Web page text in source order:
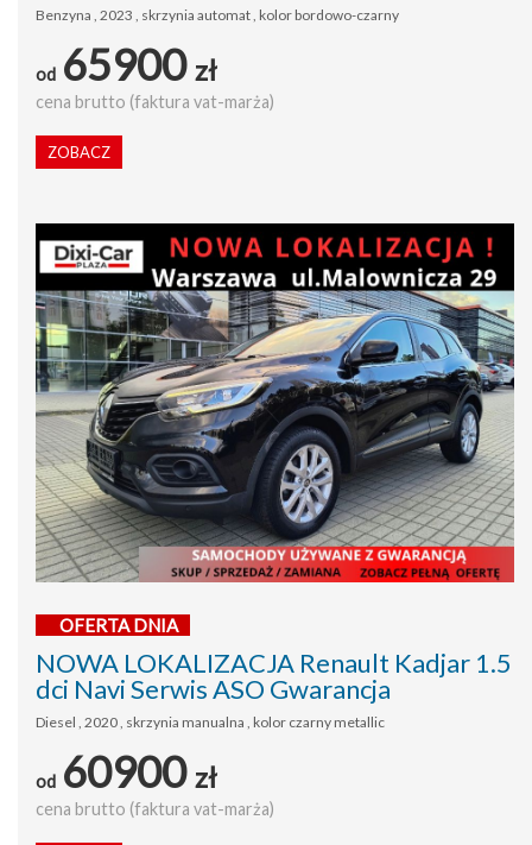
Benzyna , 2023 , skrzynia automat , kolor bordowo-czarny
od 65900 zł
cena brutto (faktura vat-marża)
ZOBACZ
OFERTA DNIA
NOWA LOKALIZACJA Renault Kadjar 1.5
dci Navi Serwis ASO Gwarancja
Diesel , 2020 , skrzynia manualna , kolor czarny metallic
od 60900 zł
cena brutto (faktura vat-marża)